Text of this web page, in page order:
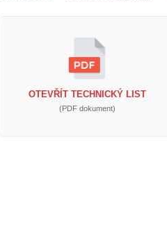
OTEVŘÍT TECHNICKÝ LIST
(PDF dokument)